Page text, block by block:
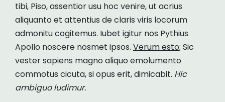
tibi, Piso, assentior usu hoc venire, ut acrius
aliquanto et attentius de claris viris locorum
admonitu cogitemus. Iubet igitur nos Pythius
Apollo noscere nosmet ipsos. Verum esto; Sic
vester sapiens magno aliquo emolumento
commotus cicuta, si opus erit, dimicabit. Hic
ambiguo ludimur.